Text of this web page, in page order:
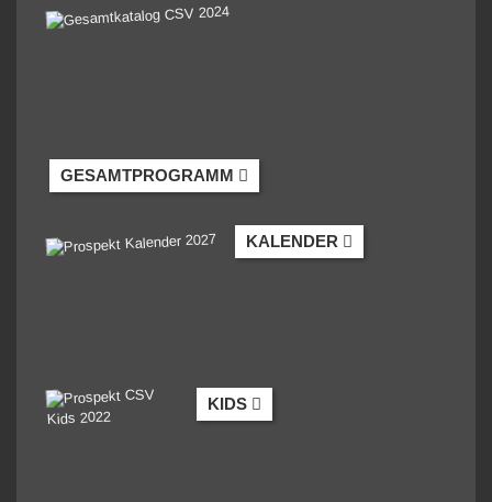
GESAMTPROGRAMM
KALENDER
KIDS